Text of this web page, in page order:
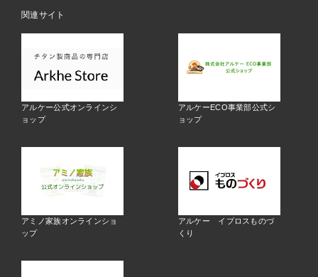
関連サイト
アルケー公式オンラインシ
ョップ
アルケーECO事業部公式シ
ョップ
アミノ家族オンラインショ
ップ
アルケー イプロスものづ
くり